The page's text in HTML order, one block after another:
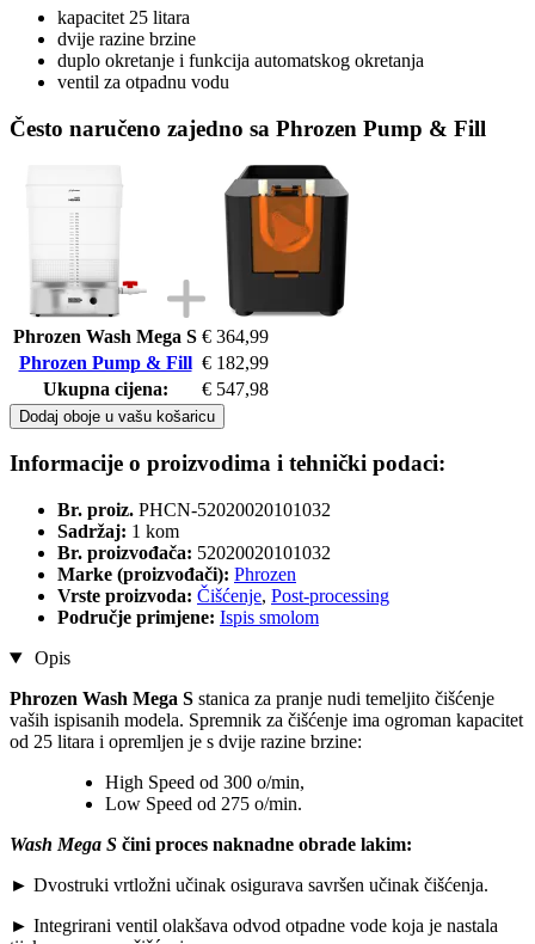
kapacitet 25 litara
dvije razine brzine
duplo okretanje i funkcija automatskog okretanja
ventil za otpadnu vodu
Često naručeno zajedno sa Phrozen Pump & Fill
Phrozen Wash Mega S € 364,99
Phrozen Pump & Fill € 182,99
Ukupna cijena:
€ 547,98
Dodaj oboje u vašu košaricu
Informacije o proizvodima i tehnički podaci:
Br. proiz. PHCN-52020020101032
Sadržaj: 1 kom
Br. proizvođača: 52020020101032
Marke (proizvođači): Phrozen
Vrste proizvoda: Čišćenje, Post-processing
Područje primjene: Ispis smolom
Opis
Phrozen Wash Mega S stanica za pranje nudi temeljito čišćenje
vaših ispisanih modela. Spremnik za čišćenje ima ogroman kapacitet
od 25 litara i opremljen je s dvije razine brzine:
High Speed od 300 o/min,
Low Speed od 275 o/min.
Wash Mega S čini proces naknadne obrade lakim:
► Dvostruki vrtložni učinak osigurava savršen učinak čišćenja.
► Integrirani ventil olakšava odvod otpadne vode koja je nastala